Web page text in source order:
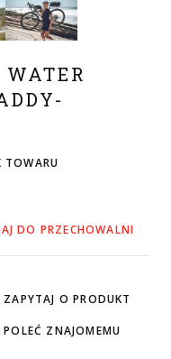
TOWARU
DO PRZECHOWALNI
ZAPYTAJ O PRODUKT
POLEĆ ZNAJOMEMU